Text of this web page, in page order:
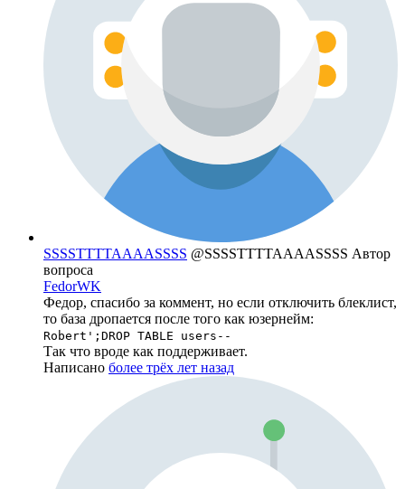
SSSSTTTTAAAASSSS @SSSSTTTTAAAASSSS Автор
вопроса
FedorWK
Федор, спасибо за коммент, но если отключить блеклист,
то база дропается после того как юзернейм:
Robert';DROP TABLE users--
Так что вроде как поддерживает.
Написано более трёх лет назад